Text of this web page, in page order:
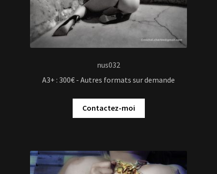
nus032
A3+ : 300€ - Autres formats sur demande
Contactez-moi